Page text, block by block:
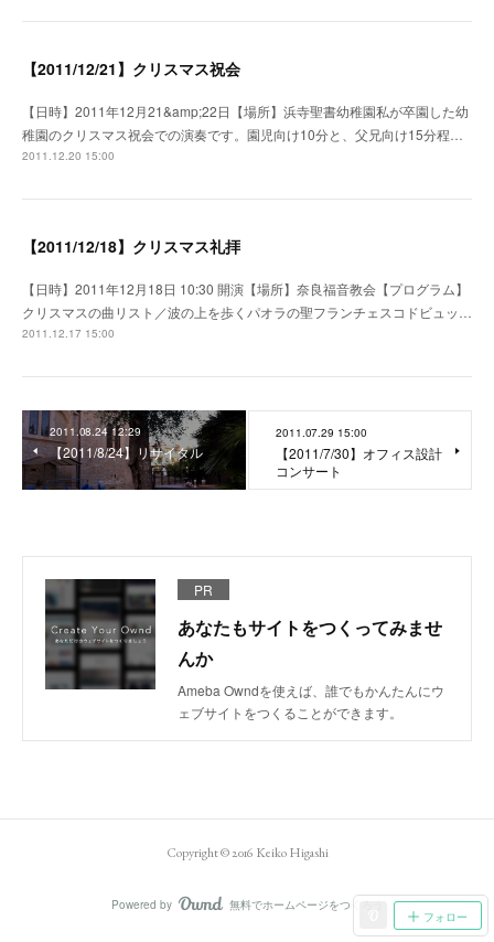
【2011/12/21】クリスマス祝会
【日時】2011年12月21&amp;22日【場所】浜寺聖書幼稚園私が卒園した幼
稚園のクリスマス祝会での演奏です。園児向け10分と、父兄向け15分程…
2011.12.20 15:00
【2011/12/18】クリスマス礼拝
【日時】2011年12月18日 10:30 開演【場所】奈良福音教会【プログラム】
クリスマスの曲リスト／波の上を歩くパオラの聖フランチェスコドビュッ…
2011.12.17 15:00
2011.08.24 12:29
【2011/8/24】リサイタル
2011.07.29 15:00
【2011/7/30】オフィス設計
コンサート
PR
あなたもサイトをつくってみませ
んか
Ameba Owndを使えば、誰でもかんたんにウ
ェブサイトをつくることができます。
フォロー
Copyright © 2016 Keiko Higashi
Powered by AmebaOwnd
無料でホームページをつくろう